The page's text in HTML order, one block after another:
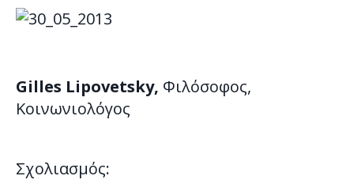
Gilles Lipovetsky, Φιλόσοφος,
Κοινωνιολόγος
Σχολιασμός: